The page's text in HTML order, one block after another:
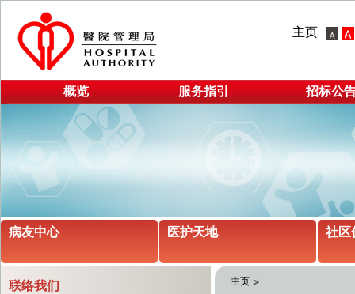
主页
概览 服务指引 招标公
病友中心 医护天地 社区
联络我们 主页